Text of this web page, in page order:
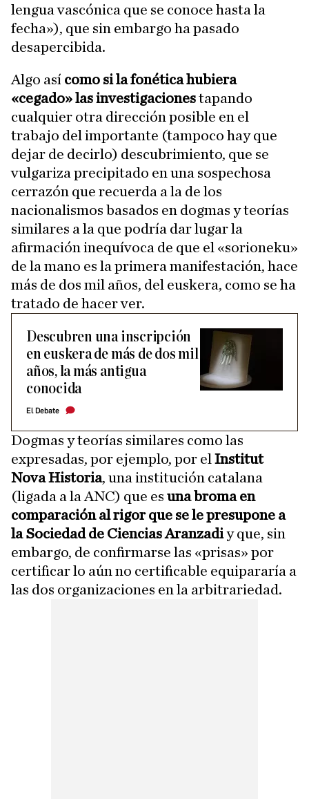
lengua vascónica que se conoce hasta la
fecha»), que sin embargo ha pasado
desapercibida.
Algo así como si la fonética hubiera
«cegado» las investigacionestapando
cualquier otra dirección posible en el
trabajo del importante (tampoco hay que
dejar de decirlo) descubrimiento, que se
vulgariza precipitado en una sospechosa
cerrazón que recuerda a la de los
nacionalismos basados en dogmas y teorías
similares a la que podría dar lugar la
afirmación inequívoca de que el «sorioneku»
de la mano es la primera manifestación, hace
más de dos mil años, del euskera, como se ha
tratado de hacer ver.
Descubren una inscripción
en euskera de más de dos mil
años, la más antigua
conocida
El Debate
Dogmas y teorías similares como las
expresadas, por ejemplo, por el Institut
Nova Historia, una institución catalana
(ligada a la ANC) que es una broma en
comparación al rigor que se le presupone a
la Sociedad de Ciencias Aranzadiy que, sin
embargo, de confirmarse las «prisas» por
certificar lo aún no certificable equipararía a
las dos organizaciones en la arbitrariedad.